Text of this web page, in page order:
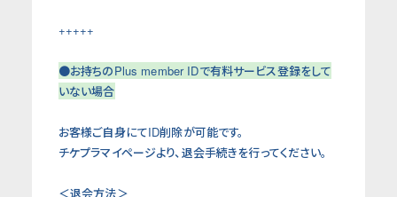
+++++
●お持ちのPlus member IDで有料サービス登録をして
いない場合
お客様ご自身にてID削除が可能です。
チケプラマイページより、退会手続きを行ってください。
＜退会方法＞